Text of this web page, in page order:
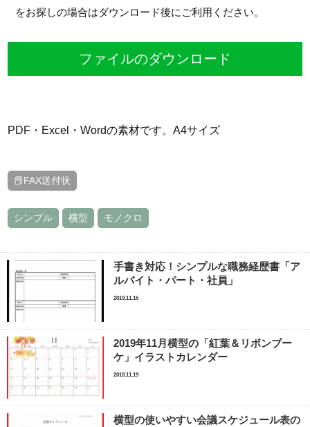
をお探しの場合はダウンロード後にご利用ください。
ファイルのダウンロード
PDF・Excel・Wordの素材です。A4サイズ
📕FAX送付状
シンプル 横型 モノクロ
手書き対応！シンプルな職務経歴書「ア
ルバイト・パート・社員」
2019.11.16
2019年11月横型の「紅葉＆リボンブー
ケ」イラストカレンダー
2018.11.19
横型の使いやすい会議スケジュール表の